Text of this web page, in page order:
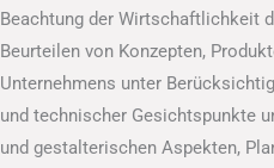
Beachtung der Wirtschaftlichkeit
Beurteilen von Konzepten,
Unternehmens unter
und technischer Gesichtspunkte
und gestalterischen Aspekten,